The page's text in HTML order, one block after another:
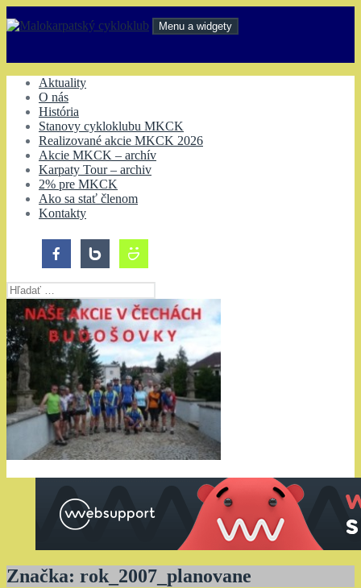
na
Menu a widgety
Aktuality
O nás
História
Stanovy cykloklubu MKCK
Realizované akcie MKCK 2026
Akcie MKCK – archív
Karpaty Tour – archiv
2% pre MKCK
Ako sa stať členom
Kontakty
Hľadať:
Značka: rok_2007_planovane